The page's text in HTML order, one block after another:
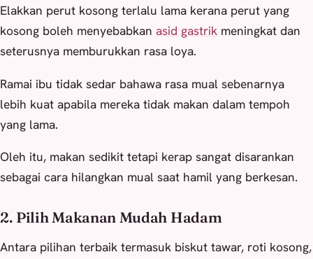
Elakkan perut kosong terlalu lama kerana perut yang
kosong boleh menyebabkan asid gastrik meningkat dan
seterusnya memburukkan rasa loya.
Ramai ibu tidak sedar bahawa rasa mual sebenarnya
lebih kuat apabila mereka tidak makan dalam tempoh
yang lama.
Oleh itu, makan sedikit tetapi kerap sangat disarankan
sebagai cara hilangkan mual saat hamil yang berkesan.
2. Pilih Makanan Mudah Hadam
Antara pilihan terbaik termasuk biskut tawar, roti kosong,